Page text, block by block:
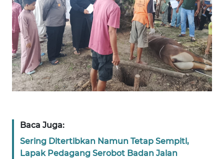
Baca Juga:
Sering Ditertibkan Namun Tetap Sempitl,
Lapak Pedagang Serobot Badan Jalan
WN
SULBAR
WN
BABEL
WN
SUMBAR
SUMSEL
WN